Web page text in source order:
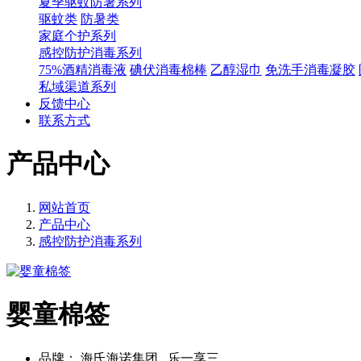
驱蚊类 防暑类
家庭个护系列
感控防护消毒系列
75%酒精消毒液 碘伏消毒棉棒 乙醇湿巾 免洗手消毒凝胶
私域渠道系列
反馈中心
联系方式
产品中心
网站首页
产品中心
感控防护消毒系列
婴童棉签
品牌：
海氏海诺集团 , 乐一享三